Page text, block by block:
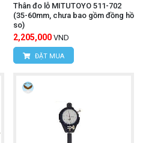
Thân đo lỗ MITUTOYO 511-702
(35-60mm, chưa bao gồm đồng hồ
so)
2,205,000 VND
ĐẶT MUA